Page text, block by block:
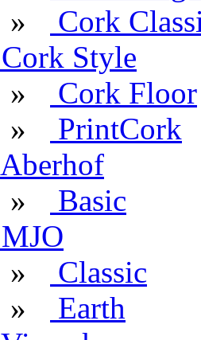
»
Cork
Cork Style
»
Cork Floor
»
PrintCork
Aberhof
»
Basic
MJO
»
Classic
»
Earth